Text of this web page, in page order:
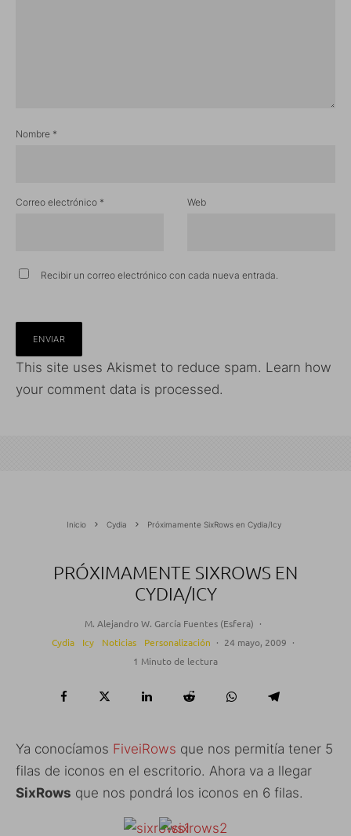
Nombre *
Correo electrónico * Web
Recibir un correo electrónico con cada nueva entrada.
This site uses Akismet to reduce spam. Learn how
your comment data is processed.
Inicio Cydia Próximamente SixRows en Cydia/Icy
PRÓXIMAMENTE SIXROWS EN
CYDIA/ICY
M. Alejandro W. García Fuentes (Esfera) ·
Cydia
Icy Noticias Personalización · 24 mayo, 2009 ·
1 Minuto de lectura
Ya conocíamos FiveiRows que nos permitía tener 5
filas de iconos en el escritorio. Ahora va a llegar
SixRows que nos pondrá los iconos en 6 filas.